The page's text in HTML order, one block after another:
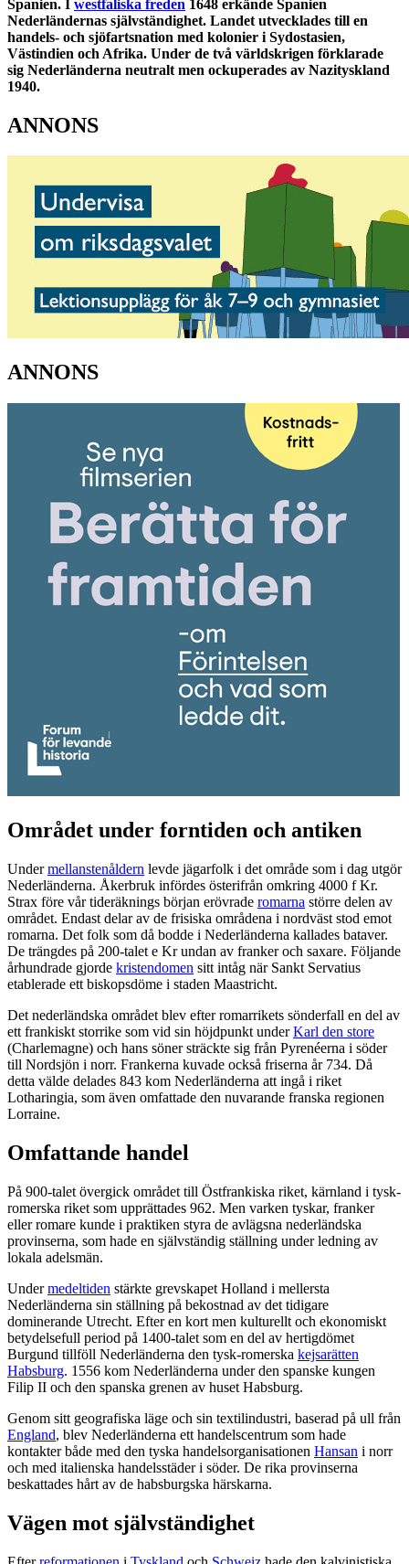
Spanien. I westfaliska freden 1648 erkände Spanien
Nederländernas självständighet. Landet utvecklades till en
handels- och sjöfartsnation med kolonier i Sydostasien,
Västindien och Afrika. Under de två världskrigen förklarade
sig Nederländerna neutralt men ockuperades av Nazityskland
1940.
ANNONS
ANNONS
Området under forntiden och antiken
Undermellanstenåldern levde jägarfolk i det område som i dag utgör
Nederländerna. Åkerbruk infördes österifrån omkring 4000 f Kr.
Strax före vår tideräknings början erövrade romarna större delen av
området. Endast delar av de frisiska områdena i nordväst stod emot
romarna. Det folk som då bodde i Nederländerna kallades bataver.
De trängdes på 200-talet e Kr undan av franker och saxare. Följande
århundrade gjorde kristendomen sitt intåg när Sankt Servatius
etablerade ett biskopsdöme i staden Maastricht.
Det nederländska området blev efter romarrikets sönderfall en del av
ett frankiskt storrike som vid sin höjdpunkt underKarl den store
(Charlemagne) och hans söner sträckte sig från Pyrenéerna i söder
till Nordsjön i norr. Frankerna kuvade också friserna år 734. Då
detta välde delades 843 kom Nederländerna att ingå i riket
Lotharingia, som även omfattade den nuvarande franska regionen
Lorraine.
Omfattande handel
På 900-talet övergick området till Östfrankiska riket, kärnland i tysk-
romerska riket som upprättades 962. Men varken tyskar, franker
eller romare kunde i praktiken styra de avlägsna nederländska
provinserna, som hade en självständig ställning under ledning av
lokala adelsmän.
Undermedeltiden stärkte grevskapet Holland i mellersta
Nederländerna sin ställning på bekostnad av det tidigare
dominerande Utrecht. Efter en kort men kulturellt och ekonomiskt
betydelsefull period på 1400-talet som en del av hertigdömet
Burgund tillföll Nederländerna den tysk-romerska kejsarätten
Habsburg. 1556 kom Nederländerna under den spanske kungen
Filip II och den spanska grenen av huset Habsburg.
Genom sitt geografiska läge och sin textilindustri, baserad på ull från
England, blev Nederländerna ett handelscentrum som hade
kontakter både med den tyska handelsorganisationen Hansan i norr
och med italienska handelsstäder i söder. De rika provinserna
beskattades hårt av de habsburgska härskarna.
Vägen mot självständighet